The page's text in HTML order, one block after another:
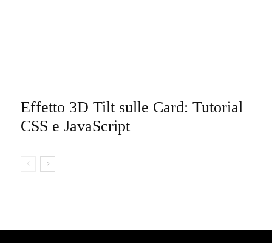
Effetto 3D Tilt sulle Card: Tutorial
CSS e JavaScript